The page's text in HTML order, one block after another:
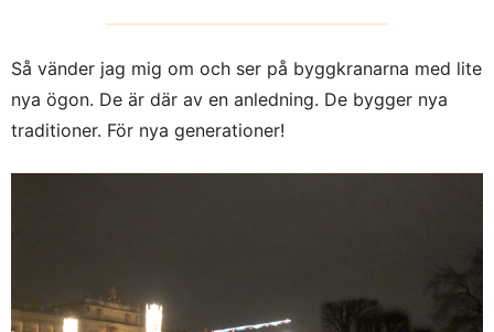
Så vänder jag mig om och ser på byggkranarna med lite
nya ögon. De är där av en anledning. De bygger nya
traditioner. För nya generationer!